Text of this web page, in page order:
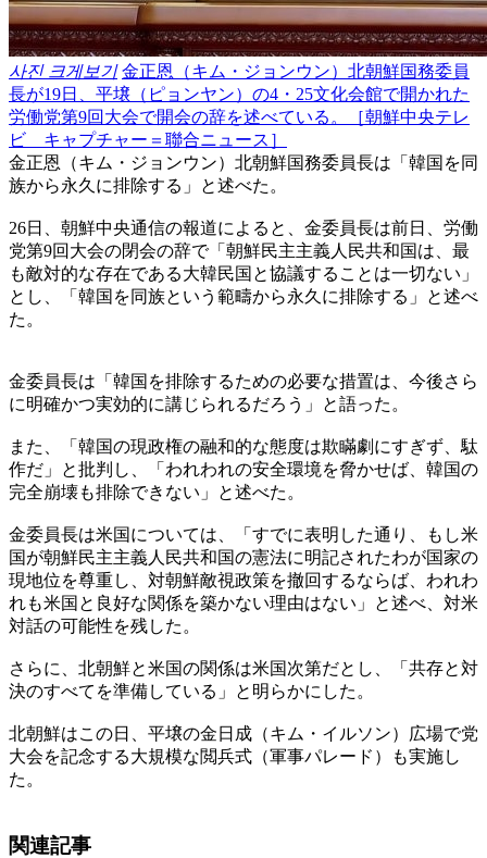
사진 크게보기 金正恩（キム・ジョンウン）北朝鮮国務委員
長が19日、平壌（ピョンヤン）の4・25文化会館で開かれた
労働党第9回大会で開会の辞を述べている。［朝鮮中央テレ
ビ キャプチャー＝聯合ニュース］
金正恩（キム・ジョンウン）北朝鮮国務委員長は「韓国を同
族から永久に排除する」と述べた。
26日、朝鮮中央通信の報道によると、金委員長は前日、労働
党第9回大会の閉会の辞で「朝鮮民主主義人民共和国は、最
も敵対的な存在である大韓民国と協議することは一切ない」
とし、「韓国を同族という範疇から永久に排除する」と述べ
た。
金委員長は「韓国を排除するための必要な措置は、今後さら
に明確かつ実効的に講じられるだろう」と語った。
また、「韓国の現政権の融和的な態度は欺瞞劇にすぎず、駄
作だ」と批判し、「われわれの安全環境を脅かせば、韓国の
完全崩壊も排除できない」と述べた。
金委員長は米国については、「すでに表明した通り、もし米
国が朝鮮民主主義人民共和国の憲法に明記されたわが国家の
現地位を尊重し、対朝鮮敵視政策を撤回するならば、われわ
れも米国と良好な関係を築かない理由はない」と述べ、対米
対話の可能性を残した。
さらに、北朝鮮と米国の関係は米国次第だとし、「共存と対
決のすべてを準備している」と明らかにした。
北朝鮮はこの日、平壌の金日成（キム・イルソン）広場で党
大会を記念する大規模な閲兵式（軍事パレード）も実施し
た。
関連記事